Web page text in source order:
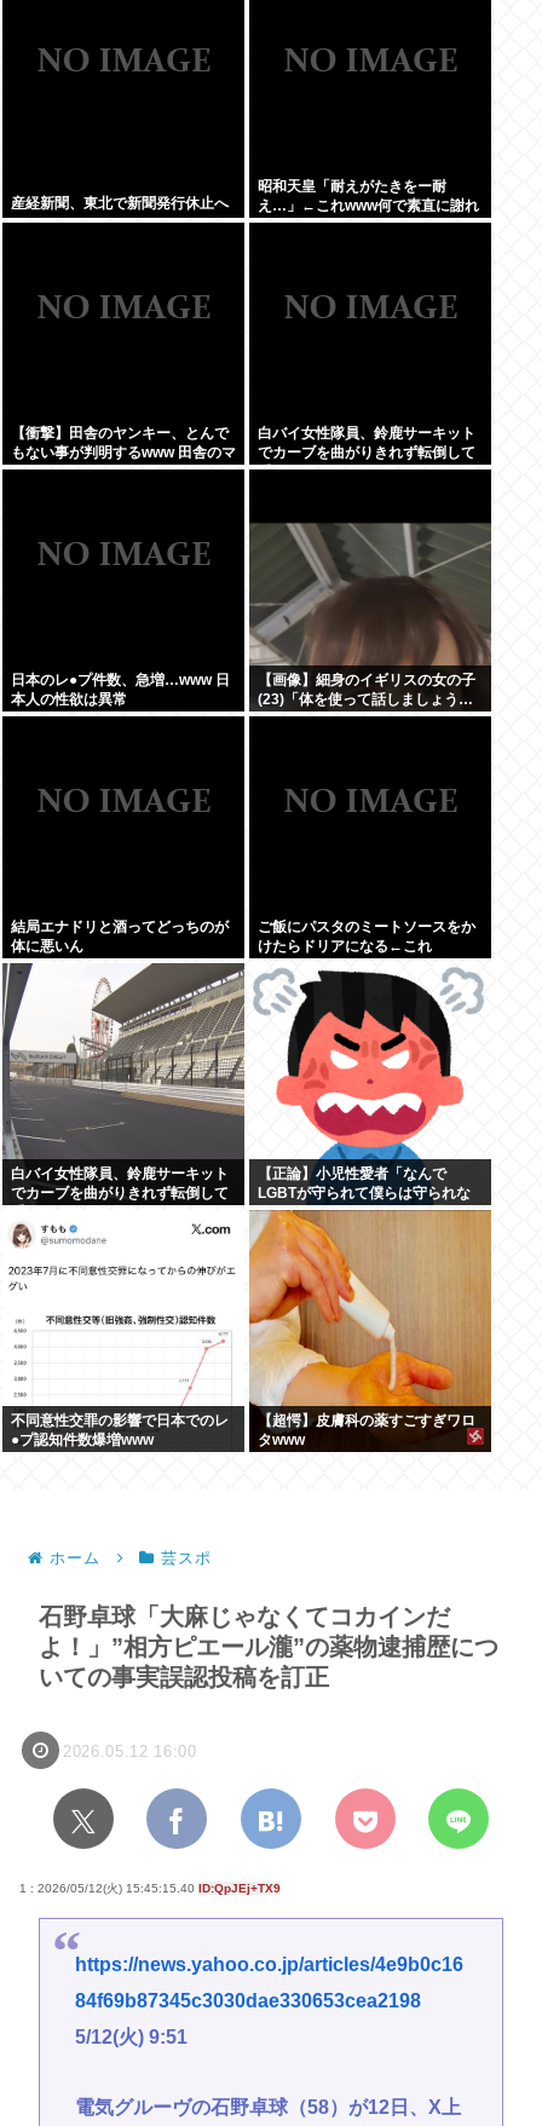
産経新聞、東北で新聞発行休止へ
昭和天皇「耐えがたきをー耐
え…」←これwww何で素直に謝れ
ねーの？？！？
【衝撃】田舎のヤンキー、とんで
もない事が判明するwww 田舎のマ
イルドヤンキーって何であんなに
白バイ女性隊員、鈴鹿サーキット
でカーブを曲がりきれず転倒して
重傷
日本のレ●プ件数、急増…www 日
本人の性欲は異常
【画像】細身のイギリスの女の子
(23)「体を使って話しましょう…
結局エナドリと酒ってどっちのが
体に悪いん
ご飯にパスタのミートソースをか
けたらドリアになる←これ
白バイ女性隊員、鈴鹿サーキット
でカーブを曲がりきれず転倒して
【正論】小児性愛者「なんで
LGBTが守られて僕らは守られな
いんだああああ」←いや犯罪だか
らやん
不同意性交罪の影響で日本でのレ
●プ認知件数爆増www
【超愕】皮膚科の薬すごすぎワロ
タwww
ホーム 芸スポ
石野卓球「大麻じゃなくてコカインだ
よ！」”相方ピエール瀧”の薬物逮捕歴につ
いての事実誤認投稿を訂正
2026.05.12 16:00
1 : 2026/05/12(火) 15:45:15.40 ID:QpJEj+TX9
https://news.yahoo.co.jp/articles/4e9b0c16
84f69b87345c3030dae330653cea2198
5/12(火) 9:51
電気グルーヴの石野卓球（58）が12日、X上